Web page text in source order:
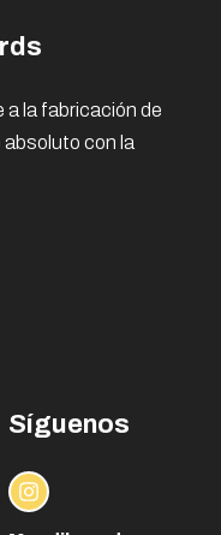
la fabricación de
con la
Síguenos